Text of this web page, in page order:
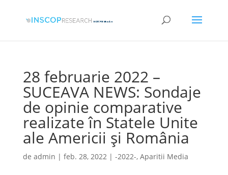
28 februarie 2022 –
SUCEAVA NEWS: Sondaje
de opinie comparative
realizate în Statele Unite
ale Americii și România
de admin | feb. 28, 2022| -2022-, Aparitii Media